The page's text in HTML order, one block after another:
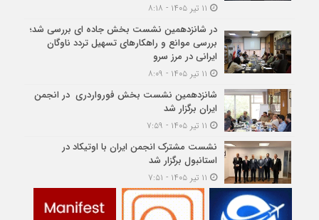
در شانزدهمین نشست بخش جاده ای بررسی شد؛
بررسی موانع و راهکارهای تسهیل تردد ناوگان
ایرانی در مرز سرو
شانزدهمین نشست بخش فورواردری در انجمن
ایران برگزار شد
نشست مشترک انجمن ایران با اوتیکاد در
استانبول برگزار شد